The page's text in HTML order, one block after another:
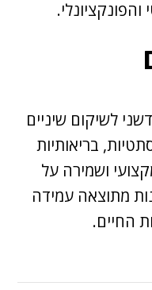
לשיקום שיניים
בריאותיות
ושמירה על
מתוצאה עמידה
החיים.